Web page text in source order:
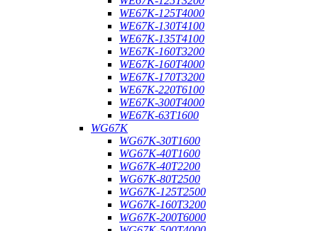
WE67K-125T4000
WE67K-130T4100
WE67K-135T4100
WE67K-160T3200
WE67K-160T4000
WE67K-170T3200
WE67K-220T6100
WE67K-300T4000
WE67K-63T1600
WG67K
WG67K-30T1600
WG67K-40T1600
WG67K-40T2200
WG67K-80T2500
WG67K-125T2500
WG67K-160T3200
WG67K-200T6000